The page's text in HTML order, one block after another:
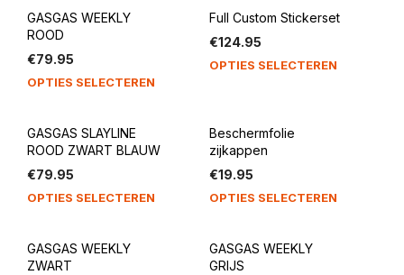
GASGAS WEEKLY
ROOD
€79.95
OPTIES SELECTEREN
Full Custom Stickerset
€124.95
OPTIES SELECTEREN
GASGAS SLAYLINE
ROOD ZWART BLAUW
€79.95
OPTIES SELECTEREN
Beschermfolie
zijkappen
€19.95
OPTIES SELECTEREN
GASGAS WEEKLY
ZWART
GASGAS WEEKLY
GRIJS